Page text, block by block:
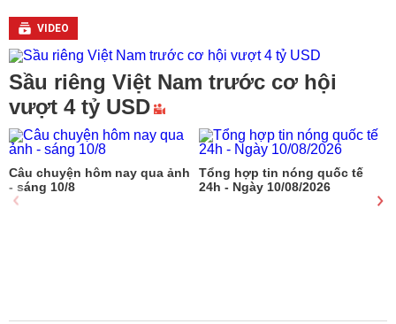
VIDEO
Sầu riêng Việt Nam trước cơ hội
vượt 4 tỷ USD
Câu chuyện hôm nay qua ảnh
- sáng 10/8
Tổng hợp tin nóng quốc tế
24h - Ngày 10/08/2026